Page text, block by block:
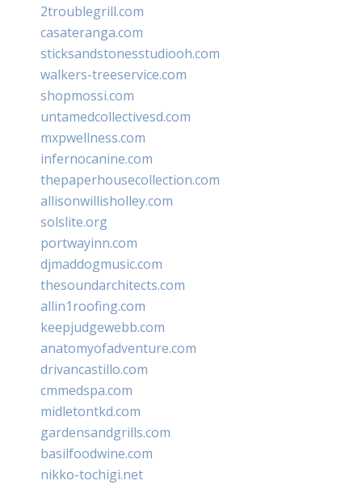
2troublegrill.com
casateranga.com
sticksandstonesstudiooh.com
walkers-treeservice.com
shopmossi.com
untamedcollectivesd.com
mxpwellness.com
infernocanine.com
thepaperhousecollection.com
allisonwillisholley.com
solslite.org
portwayinn.com
djmaddogmusic.com
thesoundarchitects.com
allin1roofing.com
keepjudgewebb.com
anatomyofadventure.com
drivancastillo.com
cmmedspa.com
midletontkd.com
gardensandgrills.com
basilfoodwine.com
nikko-tochigi.net